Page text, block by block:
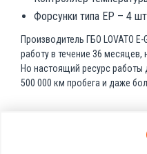
Форсунки типа EP – 4
Производитель ГБО LOVATO
работу в течение 36 месяцев,
Но настоящий ресурс
500 000 км пробега и даже